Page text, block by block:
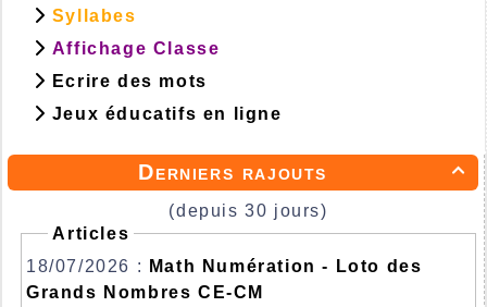

Derniers rajouts
(depuis 30 jours)
Articles
18/07/2026 :
Math Numération - Loto des
Grands Nombres CE-CM
Syllabes
Affichage Classe
Ecrire des mots
Jeux éducatifs en ligne